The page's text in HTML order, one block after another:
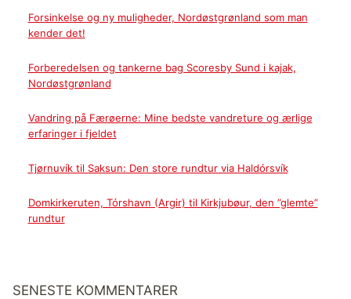
Forsinkelse og ny muligheder, Nordøstgrønland som man
kender det!
Forberedelsen og tankerne bag Scoresby Sund i kajak,
Nordøstgrønland
Vandring på Færøerne: Mine bedste vandreture og ærlige
erfaringer i fjeldet
Tjørnuvík til Saksun: Den store rundtur via Haldórsvík
Domkirkeruten, Tórshavn (Argir) til Kirkjubøur, den ”glemte”
rundtur
SENESTE KOMMENTARER